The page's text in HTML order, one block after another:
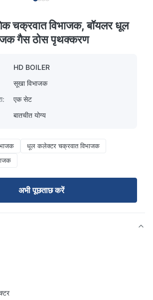
चक्रवात विभाजक, बॉयलर धूल
गैस ठोस पृथक्करण
HD BOILER
सूखा विभाजक
एक सेट
बातचीत योग्य
धूल कलेक्टर चक्रवात विभाजक
अभी पूछताछ करें